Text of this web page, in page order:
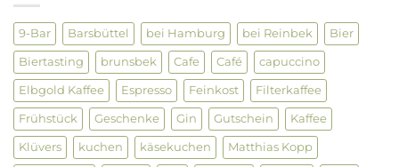
und
Lia
am
26.
Januar
2023
19.30-
22
Uhr
9-Bar Barsbüttel bei Hamburg bei Reinbek Bier
Biertasting brunsbek Cafe Café capuccino
Elbgold Kaffee Espresso Feinkost Filterkaffee
Frühstück Geschenke Gin Gutschein Kaffee
Klüvers kuchen käsekuchen Matthias Kopp